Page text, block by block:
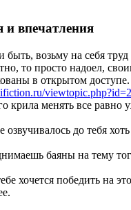
впечатления
возьму на себя труд
то просто надоел,
в открытом доступе.
крила менять все равно
до тебя
баяны на тему
хочется победить